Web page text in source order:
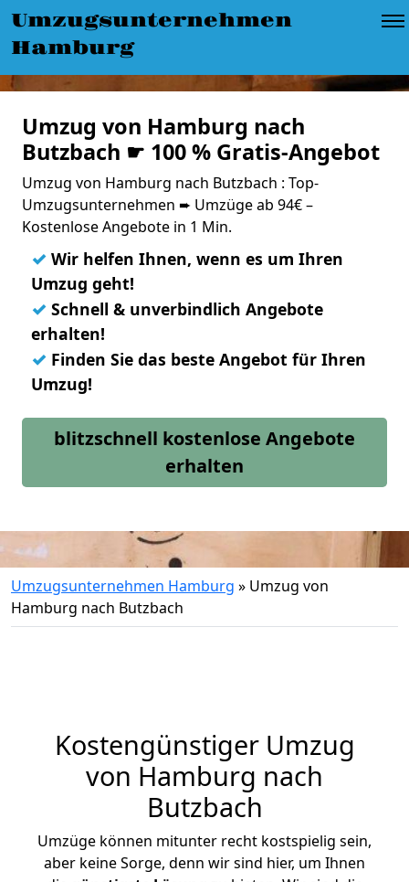
Umzugsunternehmen
Hamburg
Umzug von Hamburg nach
Butzbach ☛ 100 % Gratis-Angebot
Umzug von Hamburg nach Butzbach : Top-
Umzugsunternehmen ➨ Umzüge ab 94€ –
Kostenlose Angebote in 1 Min.
✓ Wir helfen Ihnen, wenn es um Ihren
Umzug geht!
✓ Schnell & unverbindlich Angebote
erhalten!
✓ Finden Sie das beste Angebot für Ihren
Umzug!
blitzschnell kostenlose Angebote
erhalten
Umzugsunternehmen Hamburg » Umzug von
Hamburg nach Butzbach
Kostengünstiger Umzug
von Hamburg nach
Butzbach
Umzüge können mitunter recht kostspielig sein,
aber keine Sorge, denn wir sind hier, um Ihnen